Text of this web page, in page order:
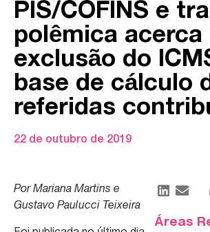
PIS/COFINS e
polêmica acerca
exclusão do
base de cálculo
referidas
22 de outubro de 2019
Por Mariana Martins e
Gustavo Paulucci Teixeira
Áreas